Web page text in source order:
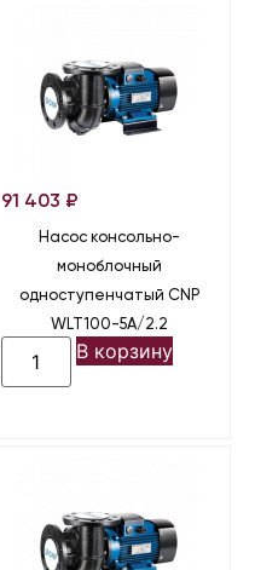
91 403 ₽
Насос консольно-
моноблочный
одноступенчатый CNP
WLT100-5A/2.2
В корзину